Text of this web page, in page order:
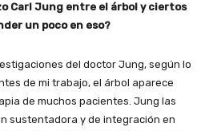
Carl Jung entre el árbol y ciertos
un poco en eso?
del doctor Jung, según lo
de mi trabajo, el árbol aparece
de muchos pacientes. Jung las
sustentadora y de integración en